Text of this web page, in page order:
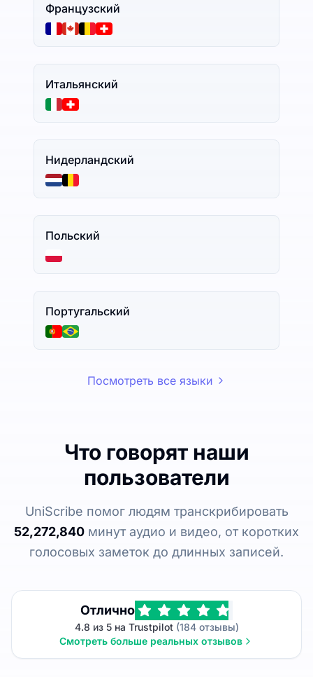
Французский
Итальянский
Нидерландский
Польский
Португальский
Посмотреть все языки
Что говорят наши
пользователи
UniScribe помог людям транскрибировать
52,272,840 минут аудио и видео, от коротких
голосовых заметок до длинных записей.
Отлично
4.8 из 5 на Trustpilot(184 отзывы)
Смотреть больше реальных отзывов